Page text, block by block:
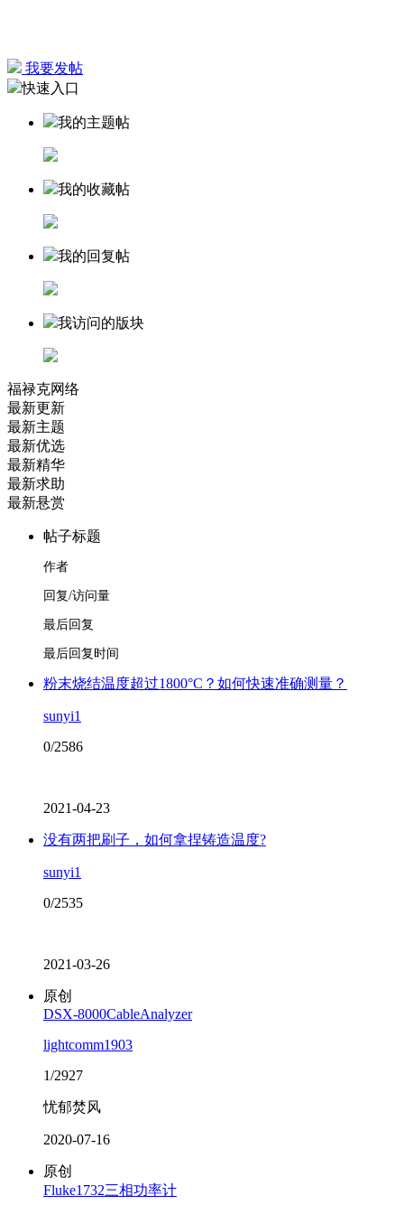
我要发帖
快速入口
我的主题帖
我的收藏帖
我的回复帖
我访问的版块
福禄克网络
最新更新
最新主题
最新优选
最新精华
最新求助
最新悬赏
帖子标题
作者
回复/访问量
最后回复
最后回复时间
粉末烧结温度超过1800°C？如何快速准确测量？
sunyi1
0/2586
2021-04-23
没有两把刷子，如何拿捏铸造温度?
sunyi1
0/2535
2021-03-26
原创
DSX-8000CableAnalyzer
lightcomm1903
1/2927
忧郁焚风
2020-07-16
原创
Fluke1732三相功率计